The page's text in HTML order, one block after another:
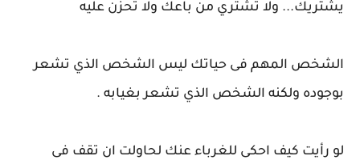
يشتريك... ولا تشتري من باعك ولا تحزن عليه
الشخص المهم فى حياتك ليس الشخص الذي تشعر
بوجوده ولكنه الشخص الذي تشعر بغيابه .
لو رأيت كيف احكى للغرباء عنك لحاولت ان تقف فى